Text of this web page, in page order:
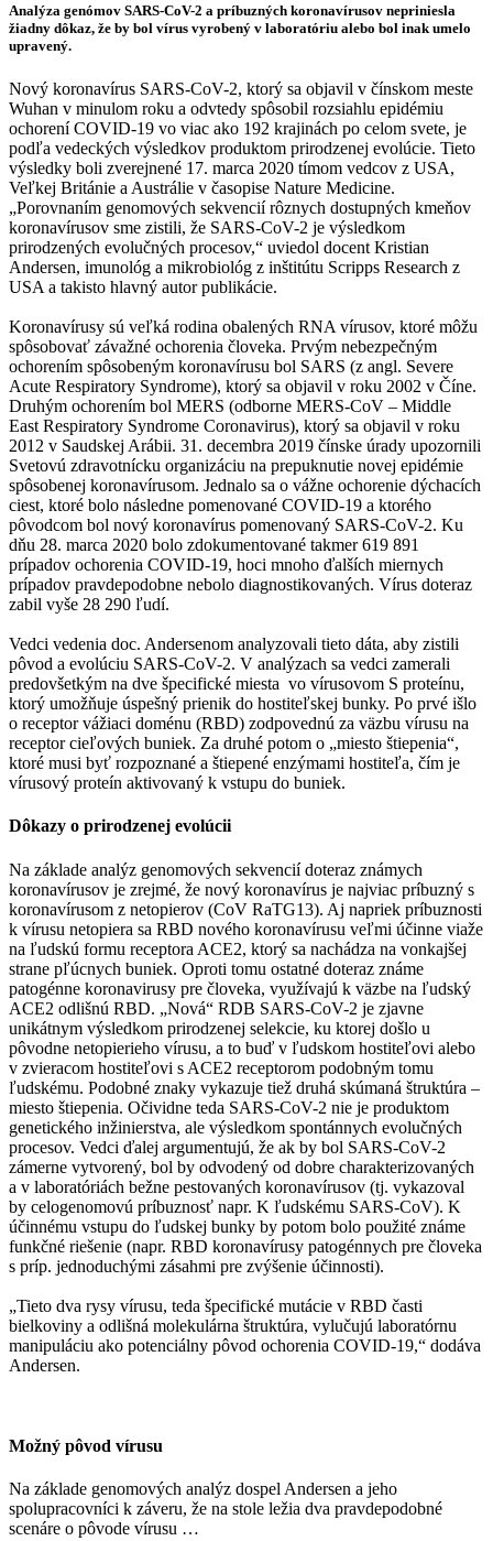
Analýza genómov SARS-CoV-2 a príbuzných koronavírusov nepriniesla
žiadny dôkaz, že by bol vírus vyrobený v laboratóriu alebo bol inak umelo
upravený.
Nový koronavírus SARS-CoV-2, ktorý sa objavil v čínskom meste
Wuhan v minulom roku a odvtedy spôsobil rozsiahlu epidémiu
ochorení COVID-19 vo viac ako 192 krajinách po celom svete, je
podľa vedeckých výsledkov produktom prirodzenej evolúcie. Tieto
výsledky boli zverejnené 17. marca 2020 tímom vedcov z USA,
Veľkej Británie a Austrálie v časopise Nature Medicine.
„Porovnaním genomových sekvencií rôznych dostupných kmeňov
koronavírusov sme zistili, že SARS-CoV-2 je výsledkom
prirodzených evolučných procesov,“ uviedol docent Kristian
Andersen, imunológ a mikrobiológ z inštitútu Scripps Research z
USA a takisto hlavný autor publikácie.
Koronavírusy sú veľká rodina obalených RNA vírusov, ktoré môžu
spôsobovať závažné ochorenia človeka. Prvým nebezpečným
ochorením spôsobeným koronavírusu bol SARS (z angl. Severe
Acute Respiratory Syndrome), ktorý sa objavil v roku 2002 v Číne.
Druhým ochorením bol MERS (odborne MERS-CoV – Middle
East Respiratory Syndrome Coronavirus), ktorý sa objavil v roku
2012 v Saudskej Arábii. 31. decembra 2019 čínske úrady upozornili
Svetovú zdravotnícku organizáciu na prepuknutie novej epidémie
spôsobenej koronavírusom. Jednalo sa o vážne ochorenie dýchacích
ciest, ktoré bolo následne pomenované COVID-19 a ktorého
pôvodcom bol nový koronavírus pomenovaný SARS-CoV-2. Ku
dňu 28. marca 2020 bolo zdokumentované takmer 619 891
prípadov ochorenia COVID-19, hoci mnoho ďalších miernych
prípadov pravdepodobne nebolo diagnostikovaných. Vírus doteraz
zabil vyše 28 290 ľudí.
Vedci vedenia doc. Andersenom analyzovali tieto dáta, aby zistili
pôvod a evolúciu SARS-CoV-2. V analýzach sa vedci zamerali
predovšetkým na dve špecifické miesta vo vírusovom S proteínu,
ktorý umožňuje úspešný prienik do hostiteľskej bunky. Po prvé išlo
o receptor vážiaci doménu (RBD) zodpovednú za väzbu vírusu na
receptor cieľových buniek. Za druhé potom o „miesto štiepenia“,
ktoré musi byť rozpoznané a štiepené enzýmami hostiteľa, čím je
vírusový proteín aktivovaný k vstupu do buniek.
Dôkazy o prirodzenej evolúcii
Na základe analýz genomových sekvencií doteraz známych
koronavírusov je zrejmé, že nový koronavírus je najviac príbuzný s
koronavírusom z netopierov (CoV RaTG13). Aj napriek príbuznosti
k vírusu netopiera sa RBD nového koronavírusu veľmi účinne viaže
na ľudskú formu receptora ACE2, ktorý sa nachádza na vonkajšej
strane pľúcnych buniek. Oproti tomu ostatné doteraz známe
patogénne koronavirusy pre človeka, využívajú k väzbe na ľudský
ACE2 odlišnú RBD. „Nová“ RDB SARS-CoV-2 je zjavne
unikátnym výsledkom prirodzenej selekcie, ku ktorej došlo u
pôvodne netopierieho vírusu, a to buď v ľudskom hostiteľovi alebo
v zvieracom hostiteľovi s ACE2 receptorom podobným tomu
ľudskému. Podobné znaky vykazuje tiež druhá skúmaná štruktúra –
miesto štiepenia. Očividne teda SARS-CoV-2 nie je produktom
genetického inžinierstva, ale výsledkom spontánnych evolučných
procesov. Vedci ďalej argumentujú, že ak by bol SARS-CoV-2
zámerne vytvorený, bol by odvodený od dobre charakterizovaných
a v laboratóriách bežne pestovaných koronavírusov (tj. vykazoval
by celogenomovú príbuznosť napr. K ľudskému SARS-CoV). K
účinnému vstupu do ľudskej bunky by potom bolo použité známe
funkčné riešenie (napr. RBD koronavírusy patogénnych pre človeka
s príp. jednoduchými zásahmi pre zvýšenie účinnosti).
„Tieto dva rysy vírusu, teda špecifické mutácie v RBD časti
bielkoviny a odlišná molekulárna štruktúra, vylučujú laboratórnu
manipuláciu ako potenciálny pôvod ochorenia COVID-19,“ dodáva
Andersen.
Možný pôvod vírusu
Na základe genomových analýz dospel Andersen a jeho
spolupracovníci k záveru, že na stole ležia dva pravdepodobné
scenáre o pôvode vírusu …